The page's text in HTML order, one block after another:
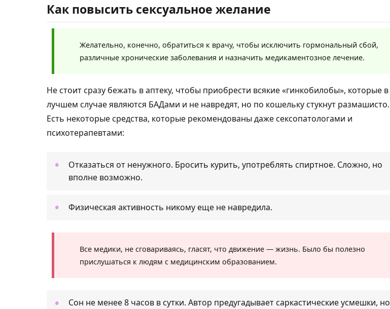
Как повысить сексуальное желание
Желательно, конечно, обратиться к врачу, чтобы исключить гормональный сбой,
различные хронические заболевания и назначить медикаментозное лечение.
Не стоит сразу бежать в аптеку, чтобы приобрести всякие «гинкобилобы», которые в
лучшем случае являются БАДами и не навредят, но по кошельку стукнут размашисто.
Есть некоторые средства, которые рекомендованы даже сексопатологами и
психотерапевтами:
Отказаться от ненужного. Бросить курить, употреблять спиртное. Сложно, но
вполне возможно.
Физическая активность никому еще не навредила.
Все медики, не сговариваясь, гласят, что движение — жизнь. Было бы полезно
прислушаться к людям с медицинским образованием.
Сон не менее 8 часов в сутки. Автор предугадывает саркастические усмешки, но